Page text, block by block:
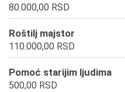
80.000,00 RSD
Roštilj majstor
110.000,00 RSD
Pomoć starijim ljudima
500,00 RSD